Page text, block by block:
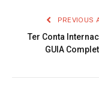
PREVIOUS
Ter Conta
GUIA